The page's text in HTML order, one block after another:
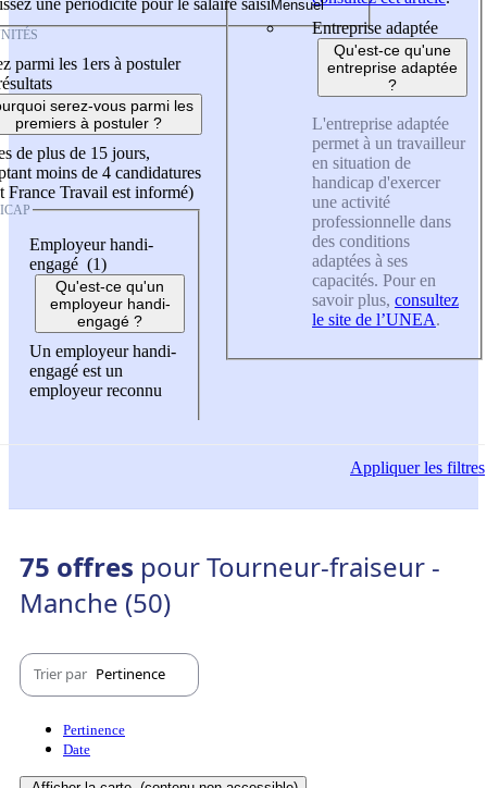
parmi les 1ers à postuler
serez-vous parmi les
premiers à postuler ?
de plus de 15 jours,
moins de 4 candidatures
France Travail est informé)
Employeur handi-
engagé (1)
Qu'est-ce qu'un
employeur handi-
engagé ?
Un employeur handi-
engagé est un
employeur reconnu
Entreprise adaptée
Qu'est-ce qu'une
entreprise adaptée
?
L'entreprise adaptée
permet à un travailleur
en situation de
handicap d'exercer
une activité
professionnelle dans
des conditions
adaptées à ses
capacités. Pour en
savoir plus, consultez
le site de l’UNEA.
Appliquerles filtres
75 offres pour Tourneur-fraiseur -
Manche (50)
Trier par Pertinence
Pertinence
Date